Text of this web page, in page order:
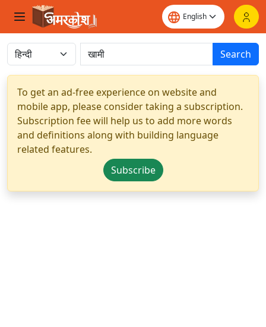
Search
To get an ad-free experience on website and
mobile app, please consider taking a subscription.
Subscription fee will help us to add more words
and definitions along with building language
related features.
Subscribe